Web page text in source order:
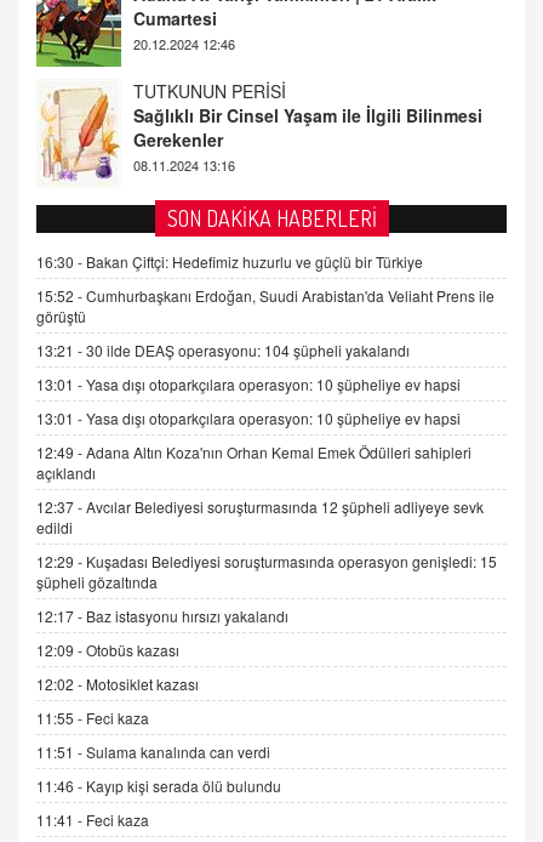
TUTKUNUN PERİSİ
Sağlıklı Bir Cinsel Yaşam ile İlgili Bilinmesi
08.11.2024 13:16
FARUK ÖNALAN
Tezkere Onaylanmasaydı…
AV. DOĞAN CAN DOĞAN
Kişisel verilerin korunması ve dijital hukukun
gelişimi
15.09.2025 16:17
SEHER EREK
Kış Ayları Geldi, Hangi Önlemler Alınmalı?
9.12.2025 10:11
İNCİ GÜL AKÖL
Trump Keşke Adana'yı da Ziyaret Etse...
06.07.2026 13:00
ADEM AKÖL
Esed Destekçilerinin Yüzüne Vurulan Şamar:
Sednaya
11.12.2024 12:30
DR. EKREM ASLAN
Gerçek Ne, Algı Ne? "Beraber Yürüyoruz"
Cümlesinin Peşinden
19.07.2025 12:45
SON DAKİKA HABERLERİ
16:30 - Bakan Çiftçi: Hedefimiz huzurlu ve güçlü bir Türkiye
15:52 -Cumhurbaşkanı Erdoğan, Suudi Arabistan'da Veliaht Prens ile
görüştü
13:21 -30 ilde DEAŞ operasyonu: 104 şüpheli yakalandı
13:01 -Yasa dışı otoparkçılara operasyon: 10 şüpheliye ev hapsi
13:01 -Yasa dışı otoparkçılara operasyon: 10 şüpheliye ev hapsi
12:49 -Adana Altın Koza'nın Orhan Kemal Emek Ödülleri sahipleri
açıklandı
12:37 -Avcılar Belediyesi soruşturmasında 12 şüpheli adliyeye sevk
edildi
12:29 - Kuşadası Belediyesi soruşturmasında operasyon genişledi: 15
şüpheli gözaltında
12:17 - Baz istasyonu hırsızı yakalandı
12:09 -Otobüs kazası
12:02 - Motosiklet kazası
11:55 - Feci kaza
11:51 -Sulama kanalında can verdi
11:46 - Kayıp kişi serada ölü bulundu
11:41 - Feci kaza